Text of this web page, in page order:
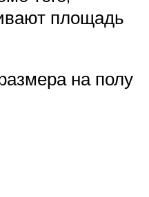
площадь
на полу